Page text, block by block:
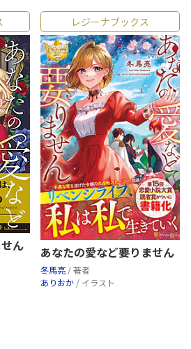
ん
レジーナブックス
あなたの愛など要りません
冬馬亮 / 著者
ありおか / イラスト